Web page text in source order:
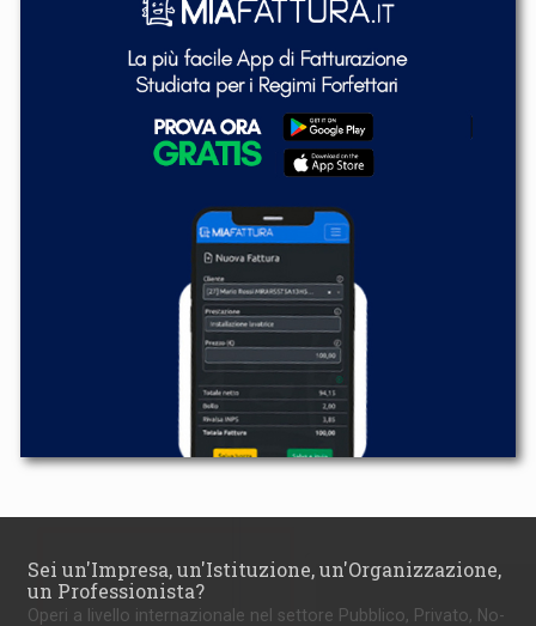
Sei un'Impresa, un'Istituzione, un'Organizzazione,
un Professionista?
Operi a livello internazionale nel settore Pubblico, Privato, No-